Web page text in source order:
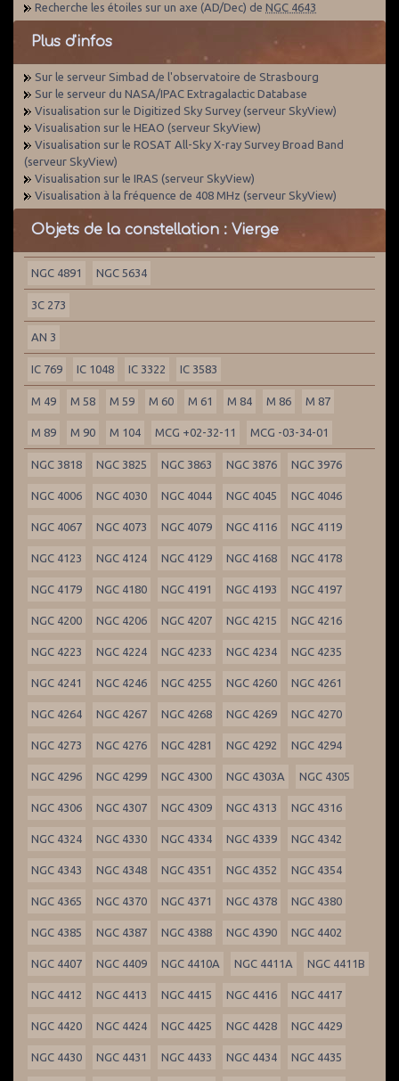
Recherche les étoiles sur un axe (AD/Dec) de NGC 4643
Plus d'infos
Sur le serveur Simbad de l'observatoire de Strasbourg
Sur le serveur du NASA/IPAC Extragalactic Database
Visualisation sur le Digitized Sky Survey (serveur SkyView)
Visualisation sur le HEAO (serveur SkyView)
Visualisation sur le ROSAT All-Sky X-ray Survey Broad Band
(serveur SkyView)
Visualisation sur le IRAS (serveur SkyView)
Visualisation à la fréquence de 408 MHz (serveur SkyView)
Objets de la constellation : Vierge
NGC 4891 NGC 5634
3C 273
AN 3
IC 769 IC 1048 IC 3322 IC 3583
M 49 M 58 M 59 M 60 M 61 M 84 M 86 M 87
M 89 M 90 M 104 MCG +02-32-11 MCG -03-34-01
NGC 3818 NGC 3825 NGC 3863 NGC 3876 NGC 3976
NGC 4006 NGC 4030 NGC 4044 NGC 4045 NGC 4046
NGC 4067 NGC 4073 NGC 4079 NGC 4116 NGC 4119
NGC 4123 NGC 4124 NGC 4129 NGC 4168 NGC 4178
NGC 4179 NGC 4180 NGC 4191 NGC 4193 NGC 4197
NGC 4200 NGC 4206 NGC 4207 NGC 4215 NGC 4216
NGC 4223 NGC 4224 NGC 4233 NGC 4234 NGC 4235
NGC 4241 NGC 4246 NGC 4255 NGC 4260 NGC 4261
NGC 4264 NGC 4267 NGC 4268 NGC 4269 NGC 4270
NGC 4273 NGC 4276 NGC 4281 NGC 4292 NGC 4294
NGC 4296 NGC 4299 NGC 4300 NGC 4303A NGC 4305
NGC 4306 NGC 4307 NGC 4309 NGC 4313 NGC 4316
NGC 4324 NGC 4330 NGC 4334 NGC 4339 NGC 4342
NGC 4343 NGC 4348 NGC 4351 NGC 4352 NGC 4354
NGC 4365 NGC 4370 NGC 4371 NGC 4378 NGC 4380
NGC 4385 NGC 4387 NGC 4388 NGC 4390 NGC 4402
NGC 4407 NGC 4409 NGC 4410A NGC 4411A NGC 4411B
NGC 4412 NGC 4413 NGC 4415 NGC 4416 NGC 4417
NGC 4420 NGC 4424 NGC 4425 NGC 4428 NGC 4429
NGC 4430 NGC 4431 NGC 4433 NGC 4434 NGC 4435